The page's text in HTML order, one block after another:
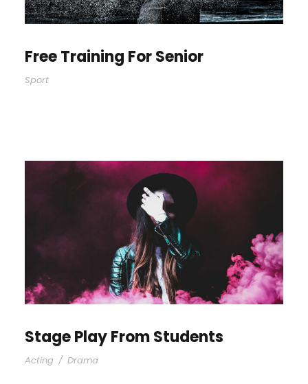
Free Training For Senior
Sport
Stage Play From Students
Acting / Drama